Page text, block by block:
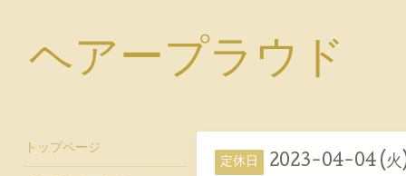
ヘアープラウド
定休日 2023-04-04 (火
トップページ